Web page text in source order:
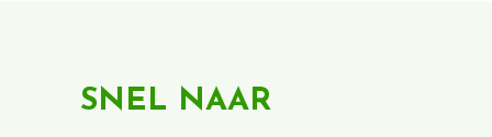
SNEL NAAR